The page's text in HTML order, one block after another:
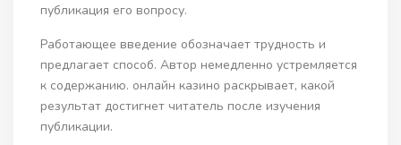
публикация его вопросу.
Работающее введение обозначает трудность и
предлагает способ. Автор немедленно устремляется
к содержанию. онлайн казино раскрывает, какой
результат достигнет читатель после изучения
публикации.